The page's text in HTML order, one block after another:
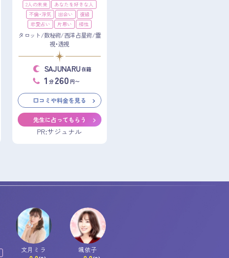
2人の未来
あなたを好きな人
不倫・浮気
出会い
復縁
恋愛占い
片思い 相性
タロット/数秘術/西洋占星術/霊
視・透視
SAJUNARU在籍
1 分 260 円〜
口コミや料金を見る
先生に占ってもらう
PR:サジュナル
文月ミラ 颯依子